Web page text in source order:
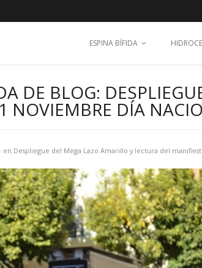
ESPINA BÍFIDA
DE BLOG:
NOVIEMBRE DÍA
en Despliegue del Mega Lazo Amarillo y lectura del